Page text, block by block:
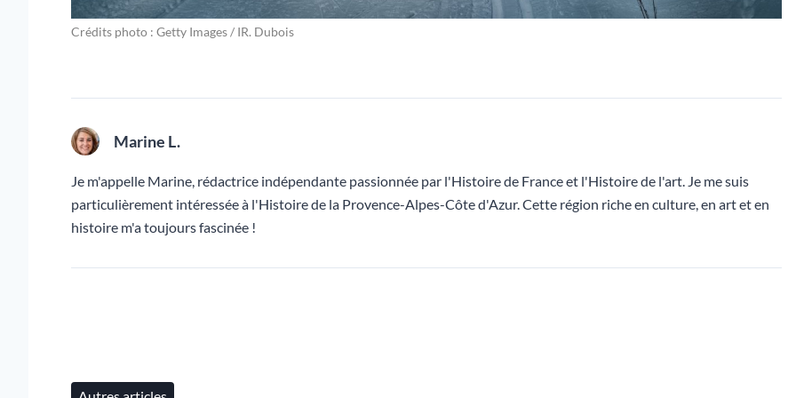
Crédits photo : Getty Images / IR. Dubois
Marine L.
Je m'appelle Marine, rédactrice indépendante passionnée par l'Histoire de France et l'Histoire de l'art. Je me suis
particulièrement intéressée à l'Histoire de la Provence-Alpes-Côte d'Azur. Cette région riche en culture, en art et en
histoire m'a toujours fascinée !